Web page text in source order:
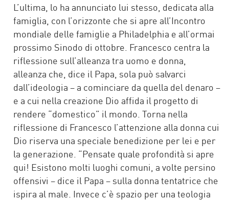
L’ultima, lo ha annunciato lui stesso, dedicata alla
famiglia, con l’orizzonte che si apre all’Incontro
mondiale delle famiglie a Philadelphia e all’ormai
prossimo Sinodo di ottobre. Francesco centra la
riflessione sull’alleanza tra uomo e donna,
alleanza che, dice il Papa, sola può salvarci
dall’ideologia – a cominciare da quella del denaro –
e a cui nella creazione Dio affida il progetto di
rendere “domestico” il mondo. Torna nella
riflessione di Francesco l’attenzione alla donna cui
Dio riserva una speciale benedizione per lei e per
la generazione. “Pensate quale profondità si apre
qui! Esistono molti luoghi comuni, a volte persino
offensivi – dice il Papa – sulla donna tentatrice che
ispira al male. Invece c’è spazio per una teologia